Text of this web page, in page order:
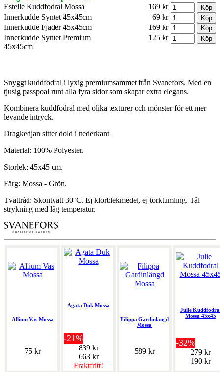
Estelle Kuddfodral Mossa
169 kr
Innerkudde Syntet 45x45cm
69 kr
Innerkudde Fjäder 45x45cm
169 kr
Innerkudde Syntet Premium
45x45cm
125 kr
Snyggt kuddfodral i lyxig premiumsammet från Svanefors. Med en
tjusig passpoal runt alla fyra sidor som skapar extra elegans.
Kombinera kuddfodral med olika texturer och mönster för ett mer
levande intryck.
Dragkedjan sitter dold i nederkant.
Material: 100% Polyester.
Storlek: 45x45 cm.
Färg: Mossa - Grön.
Tvättråd: Skontvätt 30°C. Ej klorblekmedel, ej torktumling. Tål
strykning med låg temperatur.
Allium Vas Mossa
75 kr
Agata Duk Mossa
-21%
839 kr
663 kr
Fraktfritt!
Filippa Gardinlängd
Mossa
589 kr
Julie
Mossa 45x45
-32%
279 kr
190 kr